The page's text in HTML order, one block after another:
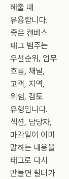
해줄 때
유용합니다.
좋은 캔버스
태그 범주는
우선순위, 업무
흐름, 채널,
고객, 지역,
위험, 검토
유형입니다.
섹션, 담당자,
마감일이 이미
말하는 내용을
태그로 다시
만들면 필터가